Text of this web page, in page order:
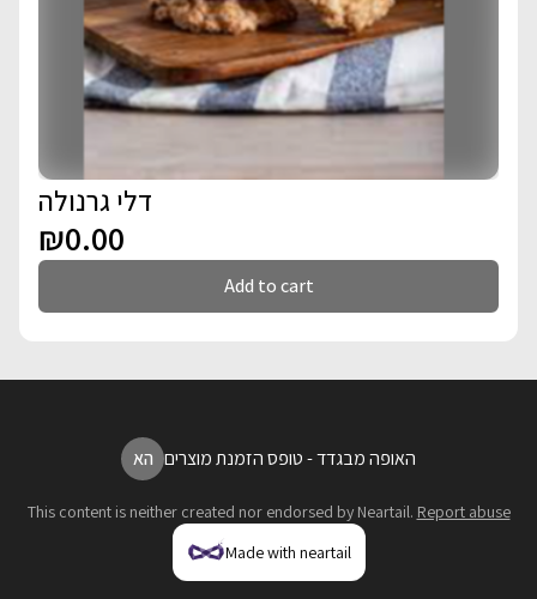
דלי גרנולה
₪0.00
Add to cart
הא האופה מבגדד - טופס הזמנת מוצרים
This content is neither created nor endorsed by Neartail. Report abuse
Made with neartail